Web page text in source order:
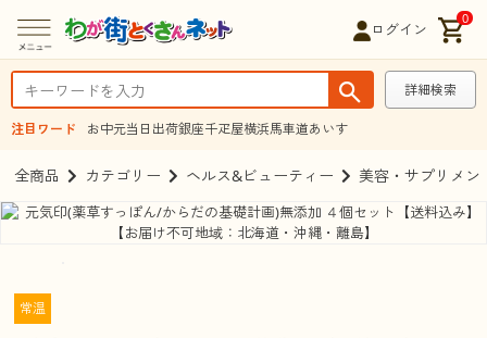
ログイン
0
詳細検索
注目ワード お中元当日出荷銀座千疋屋横浜馬車道あいす
全商品 カテゴリー ヘルス&ビューティー 美容・サプリメン
常温